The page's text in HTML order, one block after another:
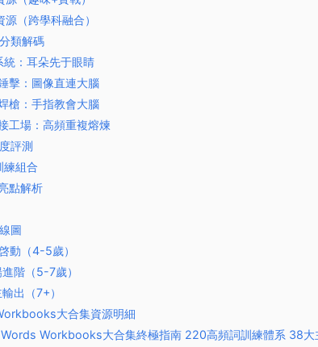
（跨學科融合）​​
類解碼​​
統：耳朵先于眼睛​​
擊：圖像直連大腦​​
槍：手指教會大腦​​
工場：高頻重複熔煉​​
評測​
練組合​
點解析​
圖​
動（4-5歲）​​
階（5-7歲）​​
出（7+）​​
大合集資源明細
Workbooks大合集終極指南 220高頻詞訓練體系 38大